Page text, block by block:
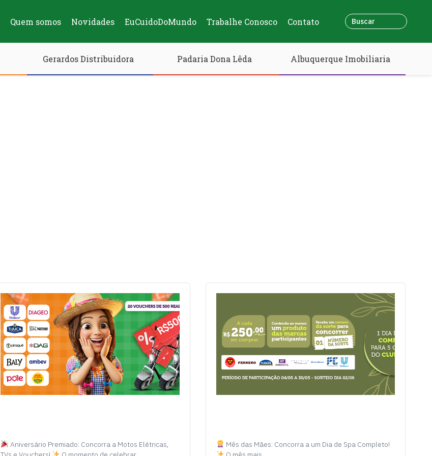
Quem somos Novidades EuCuidoDoMundo Trabalhe Conosco Contato
Gerardos Distribuidora Padaria Dona Lêda Albuquerque Imobiliaria
Aniversário Premiado: Concorra a Motos Elétricas,
Mês das Mães: Concorra a um Dia de Spa Completo!